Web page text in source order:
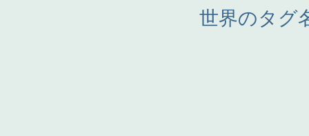
世界のタグ